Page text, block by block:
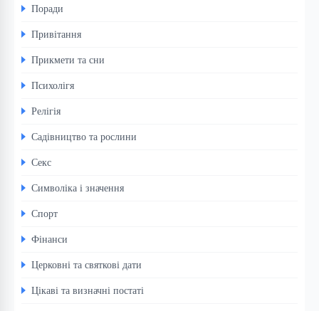
Поради
Привітання
Прикмети та сни
Психолігя
Релігія
Садівництво та рослини
Секс
Символіка і значення
Спорт
Фінанси
Церковні та святкові дати
Цікаві та визначні постаті